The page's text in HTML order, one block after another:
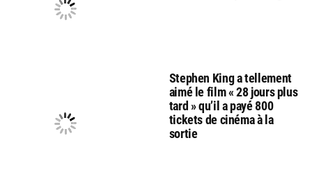
Stephen King a tellement
aimé le film « 28 jours plus
tard » qu’il a payé 800
tickets de cinéma à la
sortie